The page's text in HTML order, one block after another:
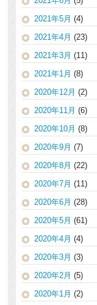
2021年5月 (4)
2021年4月 (23)
2021年3月 (11)
2021年1月 (8)
2020年12月 (2)
2020年11月 (6)
2020年10月 (8)
2020年9月 (7)
2020年8月 (22)
2020年7月 (11)
2020年6月 (28)
2020年5月 (61)
2020年4月 (4)
2020年3月 (3)
2020年2月 (5)
2020年1月 (2)